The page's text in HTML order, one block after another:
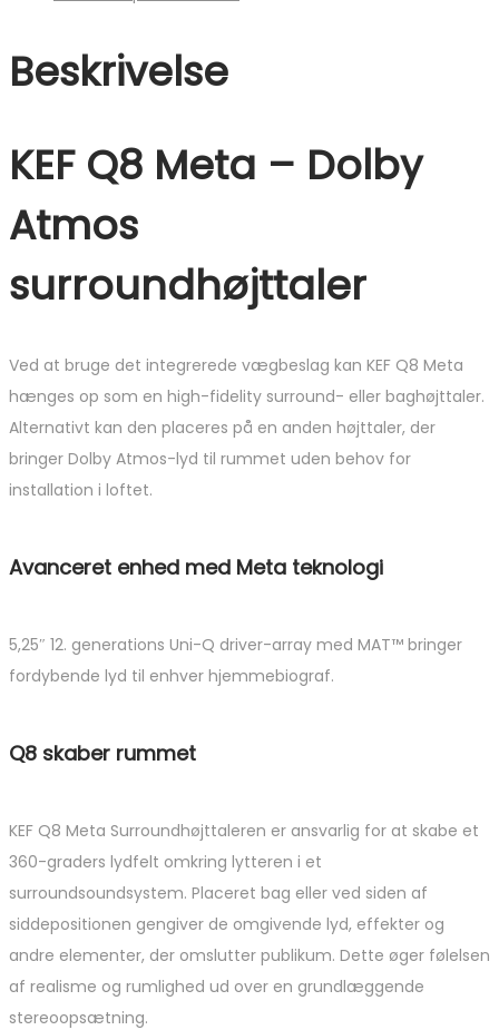
Beskrivelse
KEF Q8 Meta – Dolby
Atmos
surroundhøjttaler
Ved at bruge det integrerede vægbeslag kan KEF Q8 Meta
hænges op som en high-fidelity surround- eller baghøjttaler.
Alternativt kan den placeres på en anden højttaler, der
bringer Dolby Atmos-lyd til rummet uden behov for
installation i loftet.
Avanceret enhed med Meta teknologi
5,25″ 12. generations Uni-Q driver-array med MAT™ bringer
fordybende lyd til enhver hjemmebiograf.
Q8 skaber rummet
KEF Q8 Meta Surroundhøjttaleren er ansvarlig for at skabe et
360-graders lydfelt omkring lytteren i et
surroundsoundsystem. Placeret bag eller ved siden af ​​
siddepositionen gengiver de omgivende lyd, effekter og
andre elementer, der omslutter publikum. Dette øger følelsen
af ​​realisme og rumlighed ud over en grundlæggende
stereoopsætning.